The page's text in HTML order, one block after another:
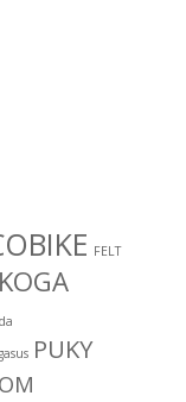
FELT
KOGA
PUKY